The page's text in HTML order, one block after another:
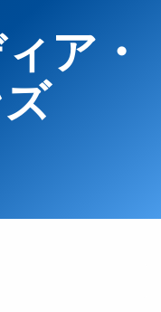
ア・